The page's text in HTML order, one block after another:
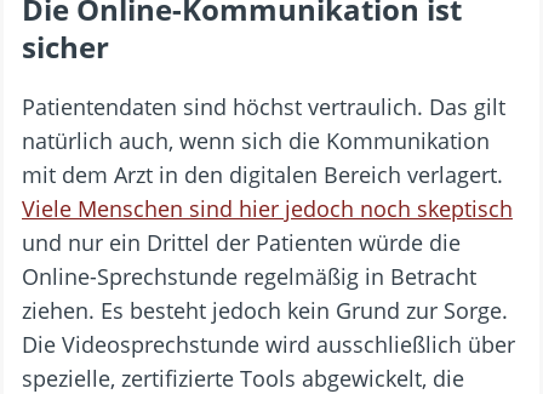
Die Online-Kommunikation ist
sicher
Patientendaten sind höchst vertraulich. Das gilt
natürlich auch, wenn sich die Kommunikation
mit dem Arzt in den digitalen Bereich verlagert.
Viele Menschen sind hier jedoch noch skeptisch
und nur ein Drittel der Patienten würde die
Online-Sprechstunde regelmäßig in Betracht
ziehen. Es besteht jedoch kein Grund zur Sorge.
Die Videosprechstunde wird ausschließlich über
spezielle, zertifizierte Tools abgewickelt, die